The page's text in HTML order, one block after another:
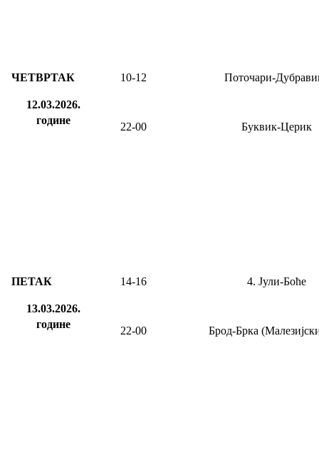
ЧЕТВРТАК
12.03.2026.
године
10-12 Поточари-
22-00 Буквик-Церик
ПЕТАК
13.03.2026.
године
14-16 4. Јули-Боће
22-00 Брод-Брка